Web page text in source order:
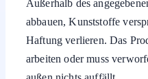
Außerhalb des
abbauen, Kunststoffe
Haftung verlieren. Das
arbeiten oder muss